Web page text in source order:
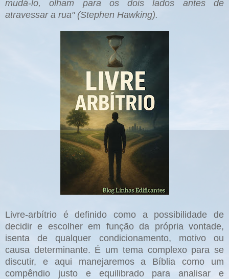
mudá-lo, olham para os dois lados antes de
atravessar a rua" (Stephen Hawking).
Livre-arbítrio é definido como a possibilidade de
decidir e escolher em função da própria vontade,
isenta de qualquer condicionamento, motivo ou
causa determinante. É um tema complexo para se
discutir, e aqui manejaremos a Bíblia como um
compêndio justo e equilibrado para analisar e